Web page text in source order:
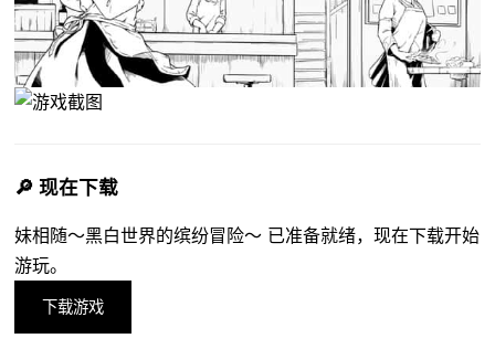
🔎 现在下载
妹相随～黑白世界的缤纷冒险～ 已准备就绪，现在下载开始
游玩。
下载游戏